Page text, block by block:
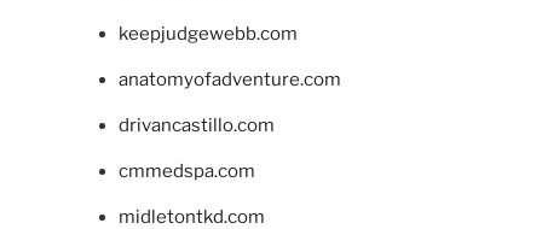
keepjudgewebb.com
anatomyofadventure.com
drivancastillo.com
cmmedspa.com
midletontkd.com